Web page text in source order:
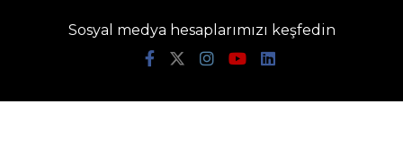
Sosyal medya hesaplarımızı keşfedin